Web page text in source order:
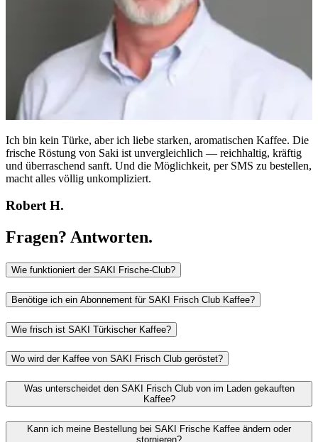
Ich bin kein Türke, aber ich liebe starken, aromatischen Kaffee. Die
frische Röstung von Saki ist unvergleichlich — reichhaltig, kräftig
und überraschend sanft. Und die Möglichkeit, per SMS zu bestellen,
macht alles völlig unkompliziert.
Robert H.
Fragen? Antworten.
Wie funktioniert der SAKI Frische-Club?
Benötige ich ein Abonnement für SAKI Frisch Club Kaffee?
Wie frisch ist SAKI Türkischer Kaffee?
Wo wird der Kaffee von SAKI Frisch Club geröstet?
Was unterscheidet den SAKI Frisch Club von im Laden gekauften
Kaffee?
Kann ich meine Bestellung bei SAKI Frische Kaffee ändern oder
stornieren?